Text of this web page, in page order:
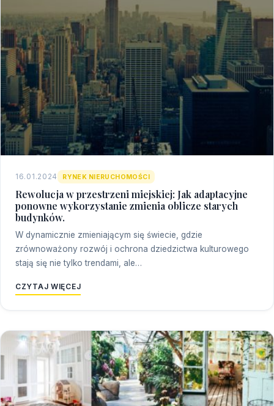
16.01.2024 RYNEK NIERUCHOMOŚCI
Rewolucja w przestrzeni miejskiej: Jak adaptacyjne
ponowne wykorzystanie zmienia oblicze starych
budynków.
W dynamicznie zmieniającym się świecie, gdzie
zrównoważony rozwój i ochrona dziedzictwa kulturowego
stają się nie tylko trendami, ale…
CZYTAJ WIĘCEJ